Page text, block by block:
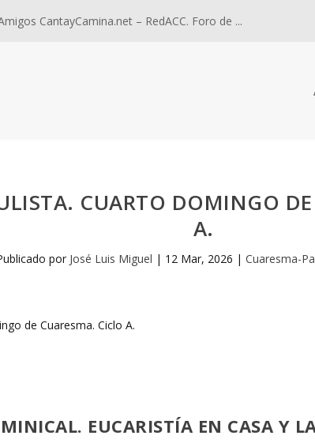
CantayCamina.net – RedACC. Foro de ...
CUARTO DOMINGO
A.
por José Luis Miguel | 12 Mar, 2026 |Cuaresma-
EUCARISTÍA EN CASA Y